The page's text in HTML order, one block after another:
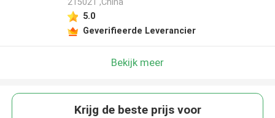
5.0
Geverifieerde Leverancier
Bekijk meer
Krijg de beste prijs voor